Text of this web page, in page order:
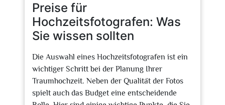
Preise für
Hochzeitsfotografen: Was
Sie wissen sollten
Die Auswahl eines Hochzeitsfotografen ist ein
wichtiger Schritt bei der Planung Ihrer
Traumhochzeit. Neben der Qualität der Fotos
spielt auch das Budget eine entscheidende